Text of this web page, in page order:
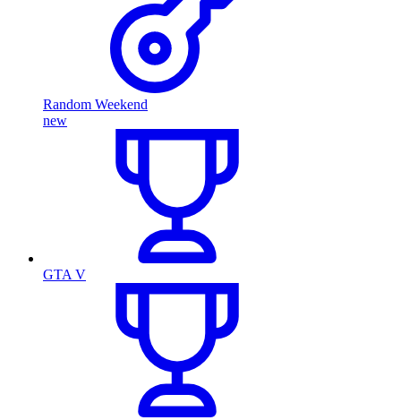
Random Weekend
new
GTA V